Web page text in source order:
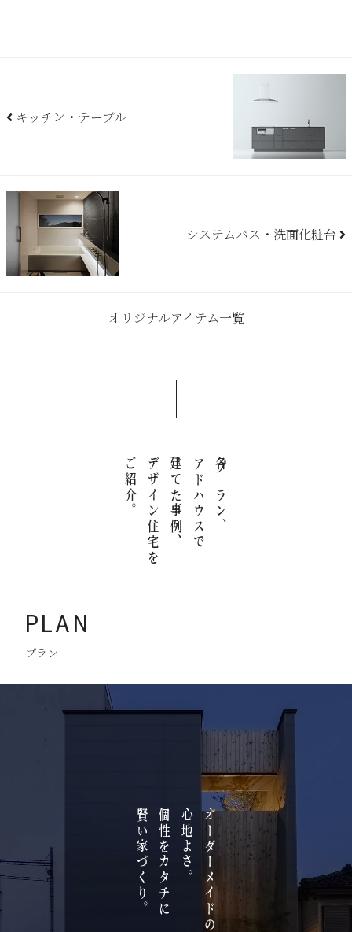
キッチン・テーブル
オリジナルアイテム一覧
システムバス・洗面化粧台
各プラン、
アドハウスで
建てた事例、
デザイン住宅を
ご紹介。
PLAN
プラン
オーダーメイドの
心地よさ。
個性をカタチに
賢い家づくり。